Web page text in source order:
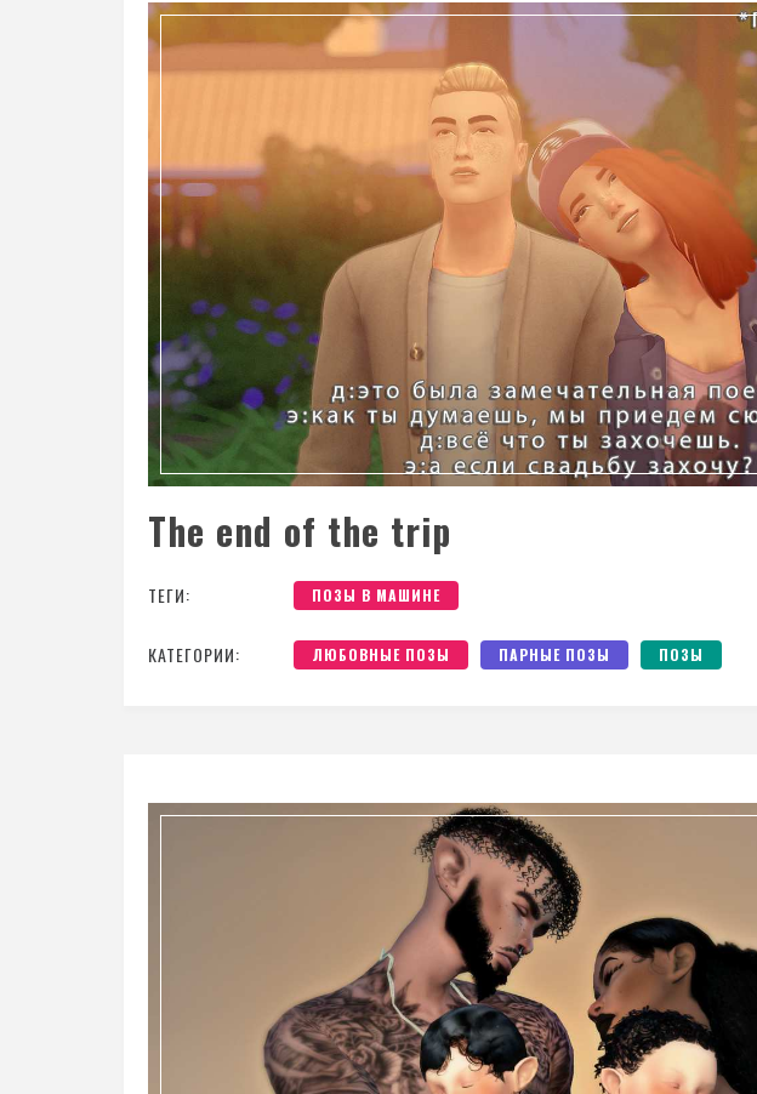
The end of the trip
ТЕГИ: ПОЗЫ В МАШИНЕ
КАТЕГОРИИ: ЛЮБОВНЫЕ ПОЗЫ ПАРНЫЕ ПОЗЫ ПОЗЫ